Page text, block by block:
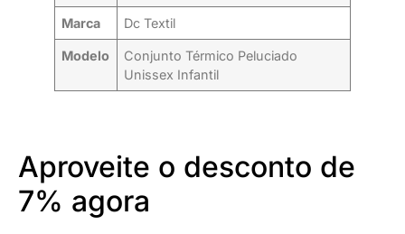
Marca Dc Textil
Modelo
Conjunto Térmico Peluciado
Unissex Infantil
Aproveite o desconto de
7% agora